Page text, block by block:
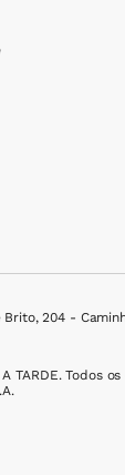
204 -
TARDE. Todos